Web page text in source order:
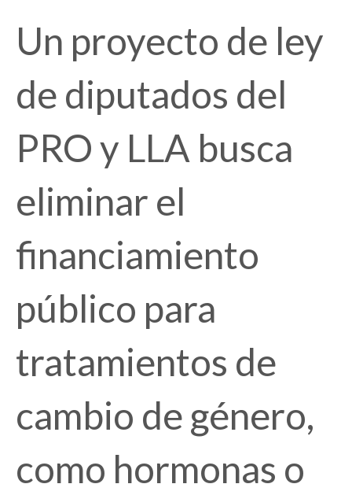
Un proyecto de ley
de diputados del
PRO y LLA busca
eliminar el
financiamiento
público para
tratamientos de
cambio de género,
como hormonas o